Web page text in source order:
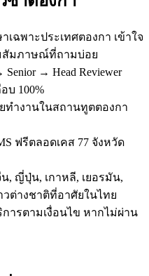
เฉพาะประเทศตองกา เข้าใจ
สัมภาษณ์ที่ถามบ่อย
→ Head Reviewer
บ 100%
ทำงานในสถานทูตตองกา
ฟรีตลอดเคส 77 จังหวัด
, ญี่ปุ่น, เกาหลี, เยอรมัน,
ต่างชาติที่อาศัยในไทย
ารตามเงื่อนไข หากไม่ผ่าน